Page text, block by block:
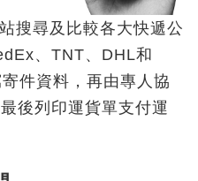
搜尋及比較各大快遞公
、TNT、DHL和
件資料，再由專人協
後列印運貨單支付運